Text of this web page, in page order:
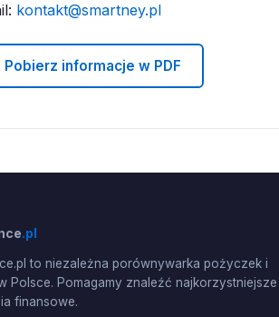
kontakt@smartney.pl
Pobierz informacje w PDF
.pl
to niezależna porównywarka pożyczek i
Polsce. Pomagamy znaleźć najkorzystniejsze
finansowe.